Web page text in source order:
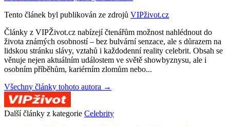
Tento článek byl publikován ze zdrojů VIPživot.cz
Články z VIPŽivot.cz nabízejí čtenářům možnost nahlédnout do
života známých osobností – bez bulvární senzace, ale s důrazem na
lidskou stránku slávy, vztahů i každodenní reality celebrit. Obsah se
věnuje nejen aktuálním událostem ve světě showbyznysu, ale i
osobním příběhům, kariérním zlomům nebo...
Všechny články tohoto autora →
Další články z kategorie Celebrity